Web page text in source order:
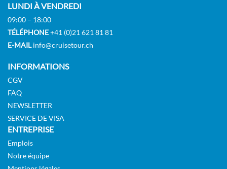
LUNDI À VENDREDI
09:00 – 18:00
TÉLÉPHONE+41 (0)21 621 81 81
E-MAILinfo@cruisetour.ch
INFORMATIONS
CGV
FAQ
NEWSLETTER
SERVICE DE VISA
ENTREPRISE
Emplois
Notre équipe